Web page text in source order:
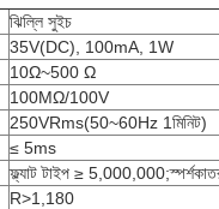
ঝিল্লি সুইচ
35V(DC), 100mA, 1W
10Ω~500 Ω
100MΩ/100V
250VRms(50~60Hz 1মিনিট)
≤ 5ms
ফ্ল্যাট টাইপ ≥
R>1,180